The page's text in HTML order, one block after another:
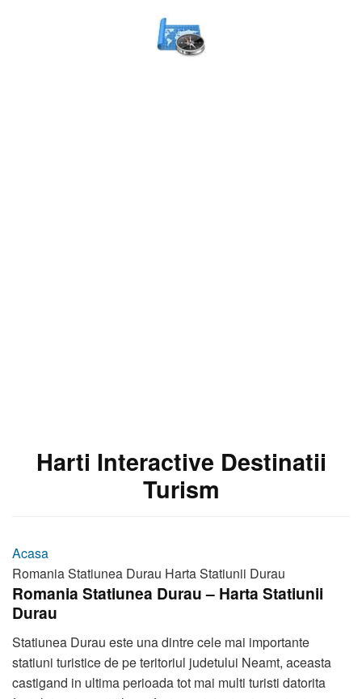
Harti Interactive Destinatii
Turism
Acasa
Romania Statiunea Durau Harta Statiunii Durau
Romania Statiunea Durau – Harta Statiunii
Durau
Statiunea Durau este una dintre cele mai importante
statiuni turistice de pe teritoriul judetului Neamt, aceasta
castigand in ultima perioada tot mai multi turisti datorita